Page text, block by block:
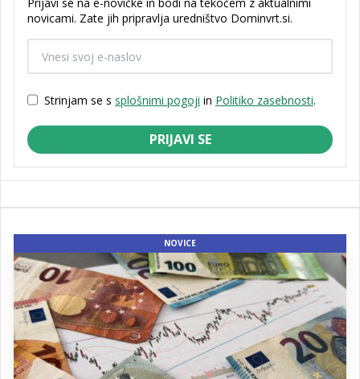
novicami. Zate jih pripravlja uredništvo Dominvrt.si.
Strinjam se s splošnimi pogoji in Politiko zasebnosti.
PRIJAVI SE
NOVICE